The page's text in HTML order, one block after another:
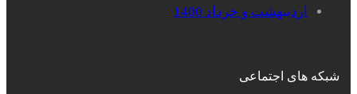
اردیبهشت و خرداد 1400
شبکه های اجتماعی